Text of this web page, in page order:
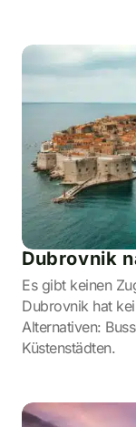
Dubrovnik
Es gibt keinen
Dubrovnik hat
Alternativen:
Küstenstädten.